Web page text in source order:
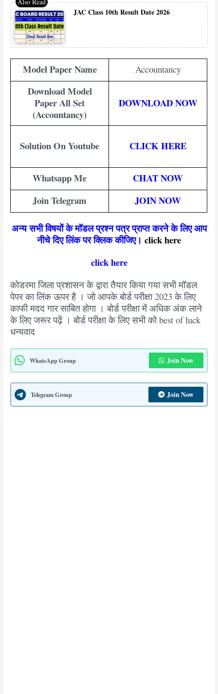
JAC Class 10th Result Date 2026
Model Paper Name Accountancy
Download Model
Paper All Set
(Accountancy)
DOWNLOAD NOW
Solution On Youtube CLICK HERE
Whatsapp Me
CHAT NOW
Join Telegram
JOIN NOW
अन्य सभी विषयों के मॉडल प्रश्न पत्र प्राप्त करने के लिए आप
नीचे दिए लिंक पर क्लिक कीजिए। click here
click here
कोडरमा जिला प्रशासन के द्वारा तैयार किया गया सभी मॉडल
पेपर का लिंक ऊपर है । जो आपके बोर्ड परीक्षा 2023 के लिए
काफी मदद गार साबित होगा । बोर्ड परीक्षा में अधिक अंक लाने
के लिए जरूर पढ़ें । बोर्ड परीक्षा के लिए सभी को best of luck
धन्यवाद
WhatsApp Group Join Now
Telegram Group Join Now